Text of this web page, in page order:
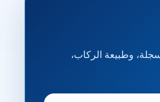
وطبيعة الركاب،